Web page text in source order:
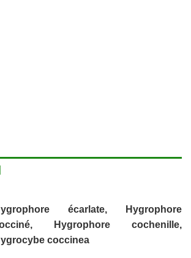
écarlate, Hygrophore
Hygrophore cochenille,
coccinea